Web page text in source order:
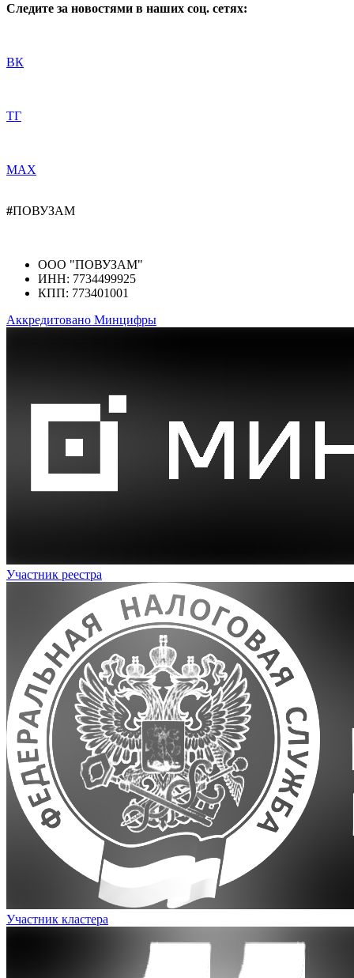
Следите за новостями в наших соц. сетях:
ВК
ТГ
МАХ
#ПОВУЗАМ
ООО "ПОВУЗАМ"
ИНН: 7734499925
КПП: 773401001
Аккредитовано Минцифры
Участник реестра
Участник кластера